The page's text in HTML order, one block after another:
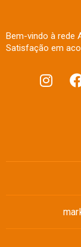
Bem-vindo à rede
Satisfação em